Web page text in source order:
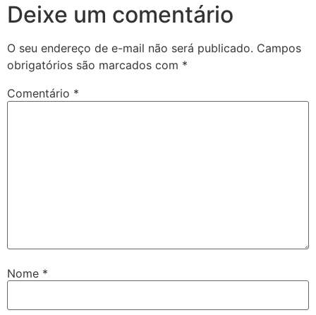
Deixe um comentário
O seu endereço de e-mail não será publicado. Campos
obrigatórios são marcados com *
Comentário *
Nome *